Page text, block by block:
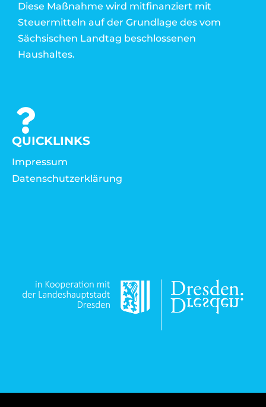
Diese Maßnahme wird mitfinanziert mit
Steuermitteln auf der Grundlage des vom
Sächsischen Landtag beschlossenen
Haushaltes.
QUICKLINKS
Impressum
Datenschutzerklärung